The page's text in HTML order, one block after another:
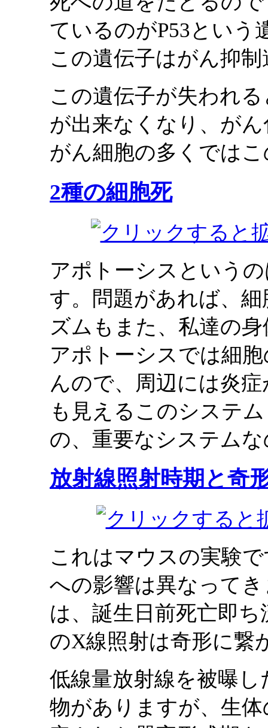
ているのがP53という
この遺伝子はがん抑
この遺伝子が失われ
が出来なくなり、が
がん細胞の多くでは
2種の細胞死
アポトーシスという
す。問題があれば、
ズムもまた、私達の
アポトーシスでは細
んので、周辺には炎
も見えるこのシステ
の、重要なシステム
放射線照射時期と奇
これはマウスの実験
への影響は異なって
は、誕生日前死亡即
のX線照射は奇形に繋
低線量放射線を被曝
物がありますが、生